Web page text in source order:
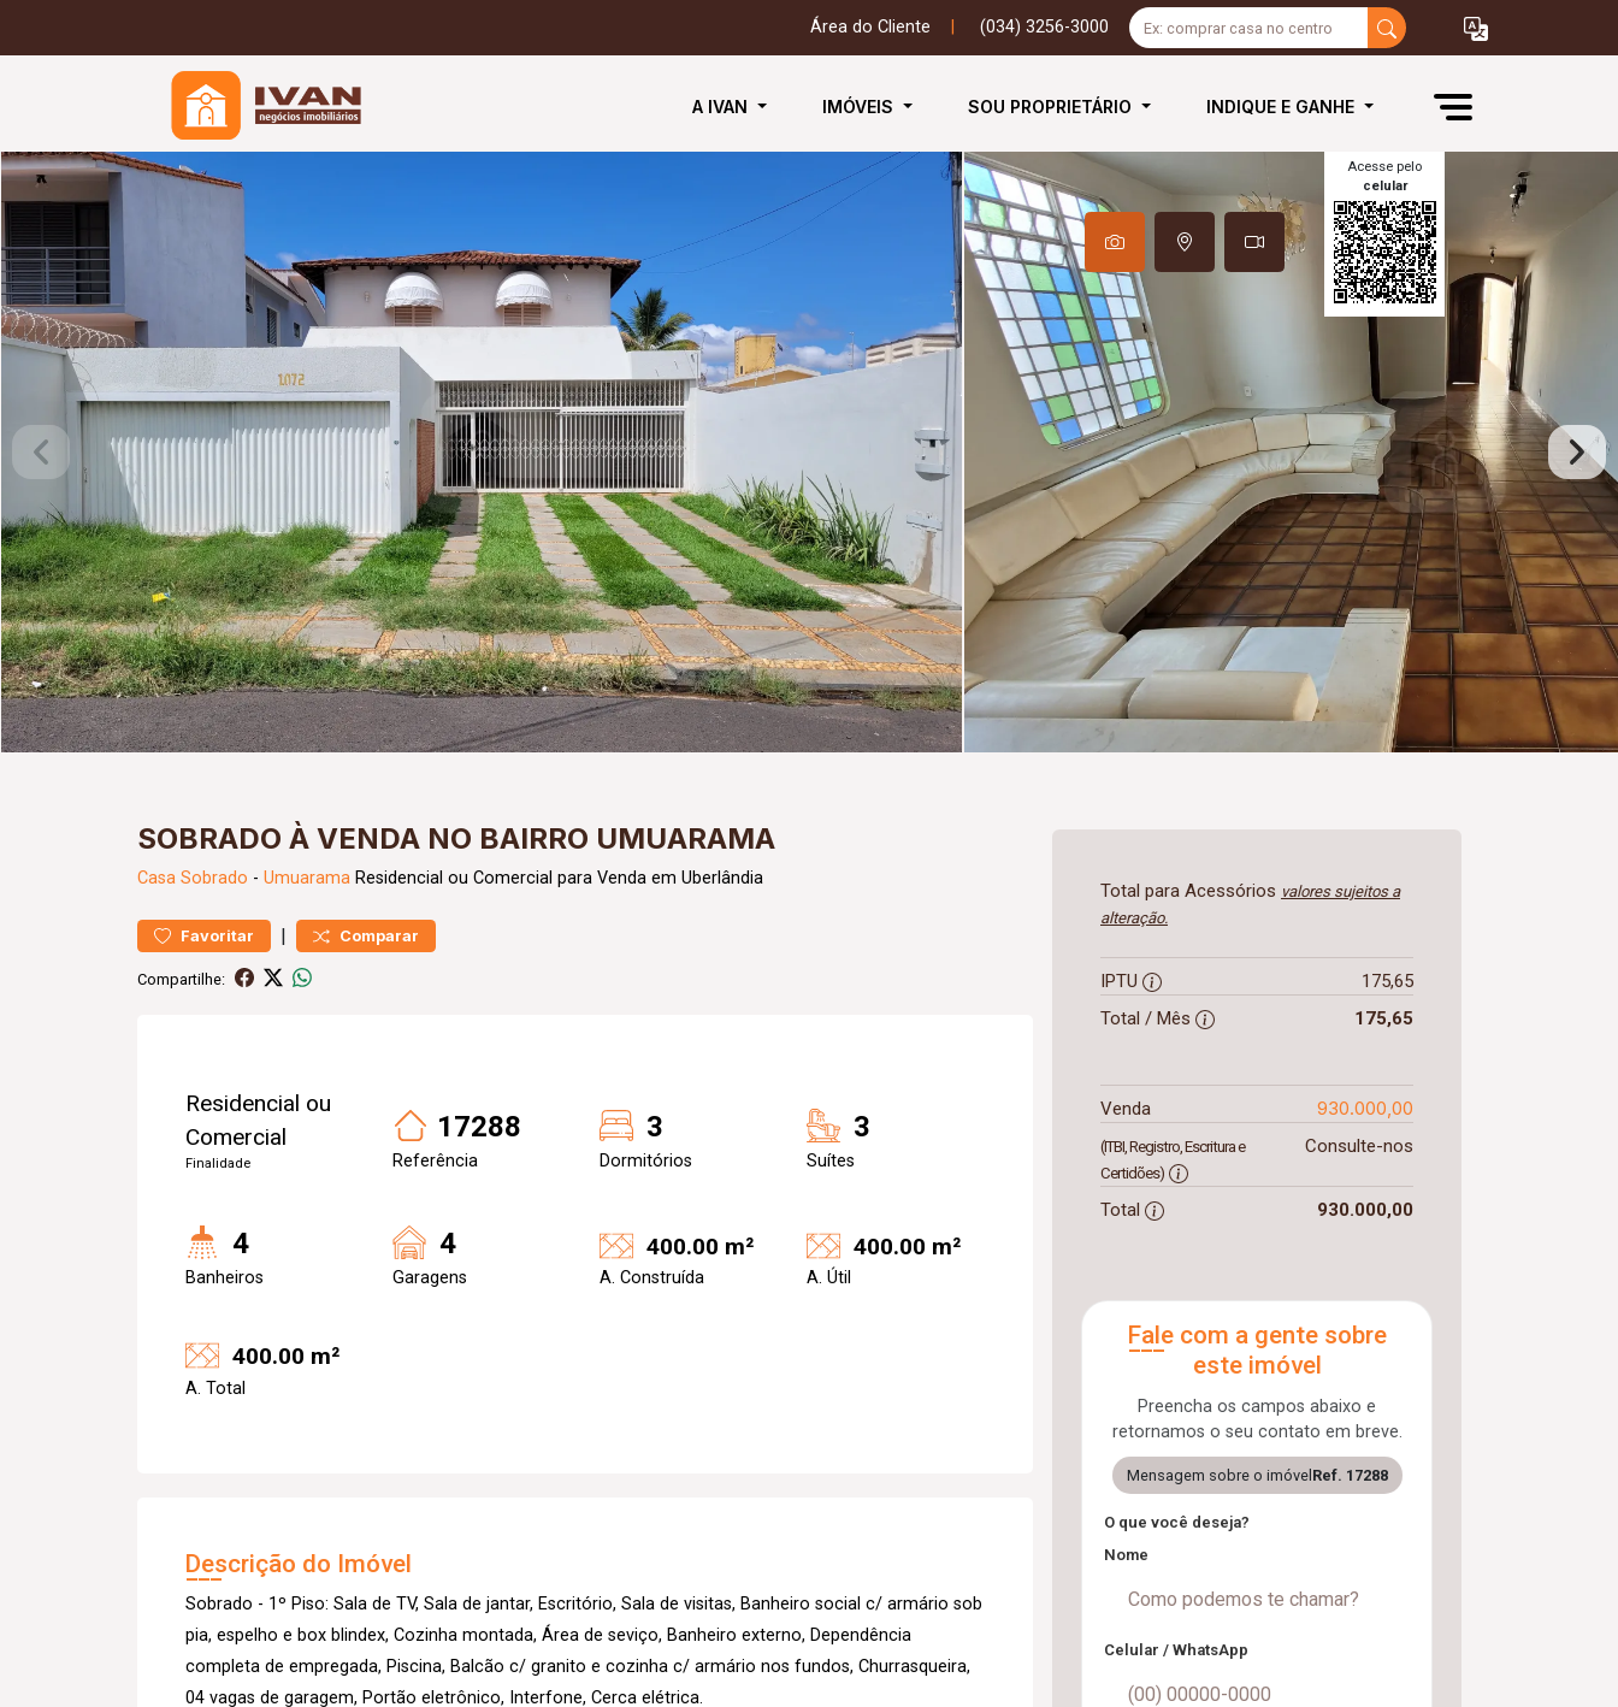
Área do Cliente (034) 3256-3000
A IVAN IMÓVEIS SOU PROPRIETÁRIO INDIQUE E GANHE
Acesse pelo
celular
SOBRADO À VENDA NO BAIRRO UMUARAMA
Casa Sobrado - Umuarama Residencial ou Comercial para Venda em Uberlândia
Favoritar | Comparar
Compartilhe:
Residencial ou
Comercial
Finalidade
17288
Referência
3
Dormitórios
3
Suítes
4
Banheiros
4
Garagens
400.00 m²
A. Construída
400.00 m²
A. Útil
400.00 m²
A. Total
Descrição do Imóvel
Sobrado - 1º Piso: Sala de TV, Sala de jantar, Escritório, Sala de visitas, Banheiro social c/ armário sob
pia, espelho e box blindex, Cozinha montada, Área de seviço, Banheiro externo, Dependência
completa de empregada, Piscina, Balcão c/ granito e cozinha c/ armário nos fundos, Churrasqueira,
04 vagas de garagem, Portão eletrônico, Interfone, Cerca elétrica.
Total para Acessórios valores sujeitos a
alteração.
IPTU
175,65
Total / Mês
175,65
Venda 930.000,00
(ITBI, Registro, Escritura e
Certidões)
Consulte-nos
Total 930.000,00
Fale com a gente sobre
este imóvel
Preencha os campos abaixo e
retornamos o seu contato em breve.
Mensagem sobre o imóvel Ref. 17288
O que você deseja?
Nome
Celular / WhatsApp